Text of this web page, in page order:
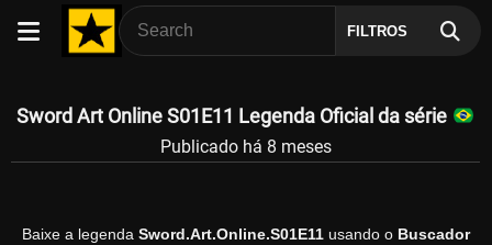
FILTROS
Sword Art Online S01E11 Legenda Oficial da série
Publicado há 8 meses
Baixe a legenda Sword.Art.Online.S01E11usando o Buscador